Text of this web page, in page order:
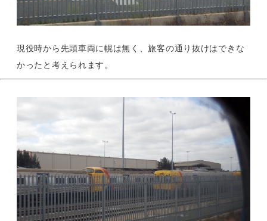
現役時から先頭車両に幌は無く、旅客の通り抜けはできな
かったと考えられます。